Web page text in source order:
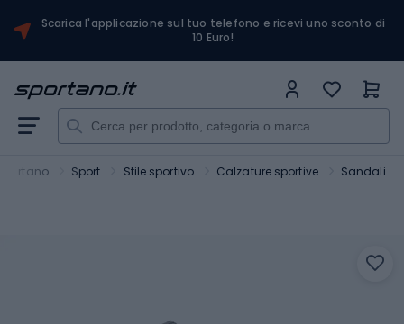
Scarica l'applicazione sul tuo telefono e ricevi uno sconto di
10 Euro!
Sport Stile sportivo Calzature sportive Sandali